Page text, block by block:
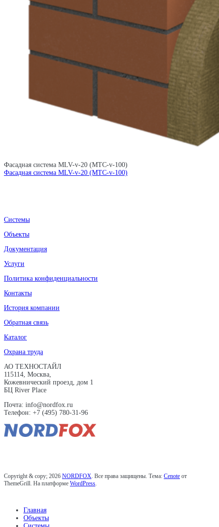
Фасадная система MLV-v-20 (MTC-v-100)
Фасадная система MLV-v-20 (MTC-v-100)
Системы
Объекты
Документация
Услуги
Политика конфиденциальности
Контакты
История компании
Обратная связь
Каталог
Охрана труда
АО ТЕХНОСТАЙЛ
115114, Москва,
Кожевнический проезд, дом 1
БЦ River Place
Почта: info@nordfox.ru
Телефон: +7 (495) 780-31-96
Copyright & copy; 2026 NORDFOX. Все права защищены. Тема: Cenote от
ThemeGrill. На платформе WordPress.
Главная
Объекты